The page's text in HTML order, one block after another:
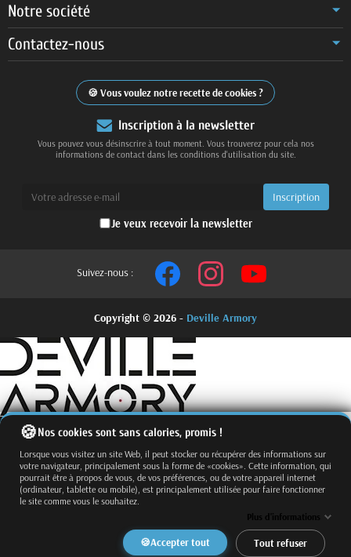
Notre société
Contactez-nous
Vous voulez notre recette de cookies ?
Inscription à la newsletter
Vous pouvez vous désinscrire à tout moment. Vous trouverez pour cela nos
informations de contact dans les conditions d'utilisation du site.
Je veux recevoir la newsletter
Suivez-nous :
Copyright © 2026 - Deville Armory
Fermer
Nos cookies sont sans calories, promis !
Lorsque vous visitez un site Web, il peut stocker ou récupérer des informations sur
votre navigateur, principalement sous la forme de «cookies». Cette information, qui
pourrait être à propos de vous, de vos préférences, ou de votre appareil internet
(ordinateur, tablette ou mobile), est principalement utilisée pour faire fonctionner
le site comme vous le souhaitez.
Plus d'informations
Accepter tout Tout refuser